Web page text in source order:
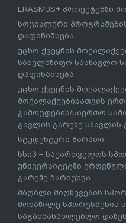
ERASMUS+ პროექტებში
სოციალური
დაფინანსება
უცხო ქვეყნის
სახელმწიფო სასწავლო
დაფინანსება
უცხო ქვეყნის
მოქალაქეებისათვის
გამოცდების/საერთო
გავლის გარეშე სწავლის
სტუდენტური ბარათი
სსიპ – საქართველოს
უნივერსიტეტში
გარეშე ჩარიცხვა
მაღალი მიღწევების
მონაწილე სპორტსმენის
საგანმანათლებლო